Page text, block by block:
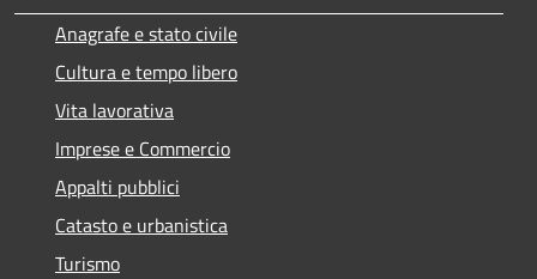
Anagrafe e stato civile
Cultura e tempo libero
Vita lavorativa
Imprese e Commercio
Appalti pubblici
Catasto e urbanistica
Turismo